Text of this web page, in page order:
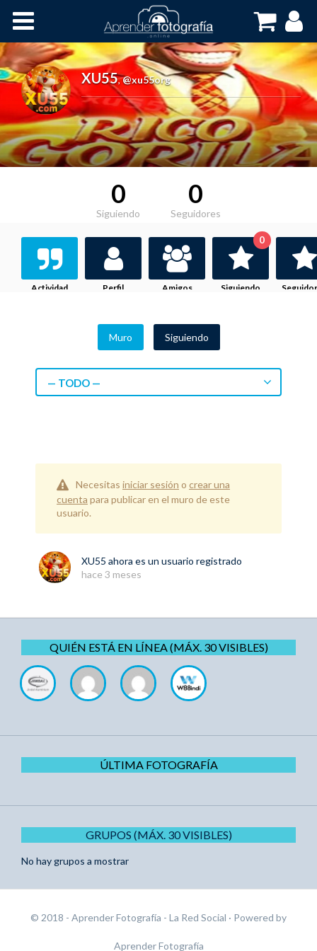
Cursos OnLine
XU55,@xu55org
0
Siguiendo
0
Seguidores
Actividad Perfil Amigos Siguiendo
0
Muro Siguiendo
— TODO —
Necesitas iniciar sesión o crear una
cuenta para publicar en el muro de este
usuario.
XU55 ahora es un usuario registrado
hace 3 meses
QUIÉN ESTÁ EN LÍNEA (MÁX. 30 VISIBLES)
ÚLTIMA FOTOGRAFÍA
GRUPOS (MÁX. 30 VISIBLES)
No hay grupos a mostrar
© 2018 - Aprender Fotografía - La Red Social · Powered by
Aprender Fotografía